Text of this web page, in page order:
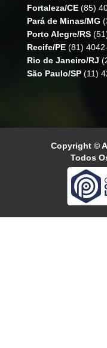
Fortaleza/CE (85)
Pará de Minas/MG
Porto Alegre/RS
Recife/PE (81)
Rio de Janeiro/RJ
São Paulo/SP (11)
Copyright ©
Todos